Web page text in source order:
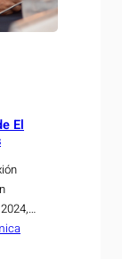
El